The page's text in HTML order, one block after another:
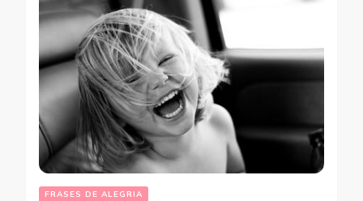
FRASES DE ALEGRIA